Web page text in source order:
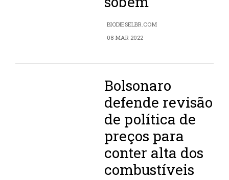
BIODIESELBR.COM
08 MAR 2022
Bolsonaro
defende revisão
de política de
preços para
conter alta dos
combustíveis